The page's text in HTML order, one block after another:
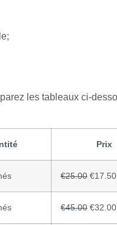
les tableaux ci-
Prix
€25.00 €17.50
€45.00 €32.00